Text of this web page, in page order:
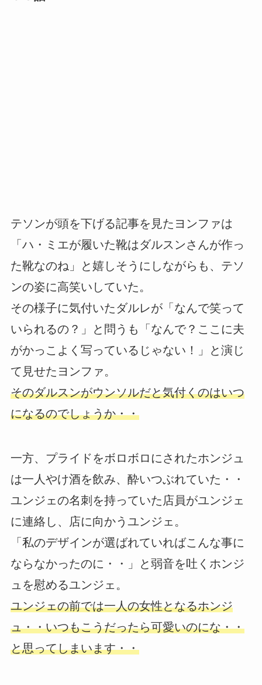
テソンが頭を下げる記事を見たヨンファは
「ハ・ミエが履いた靴はダルスンさんが作っ
た靴なのね」と嬉しそうにしながらも、テソ
ンの姿に高笑いしていた。
その様子に気付いたダルレが「なんで笑って
いられるの？」と問うも「なんで？ここに夫
がかっこよく写っているじゃない！」と演じ
て見せたヨンファ。
そのダルスンがウンソルだと気付くのはいつ
になるのでしょうか・・
一方、プライドをボロボロにされたホンジュ
は一人やけ酒を飲み、酔いつぶれていた・・
ユンジェの名刺を持っていた店員がユンジェ
に連絡し、店に向かうユンジェ。
「私のデザインが選ばれていればこんな事に
ならなかったのに・・」と弱音を吐くホンジ
ュを慰めるユンジェ。
ユンジェの前では一人の女性となるホンジ
ュ・・いつもこうだったら可愛いのにな・・
と思ってしまいます・・